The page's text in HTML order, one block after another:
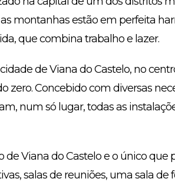
montanhas estão em perfeita
que combina trabalho e lazer.
de Viana do Castelo, no
zero. Concebido com diversas
num só lugar, todas as
de Viana do Castelo e o único que
salas de reuniões, uma sala